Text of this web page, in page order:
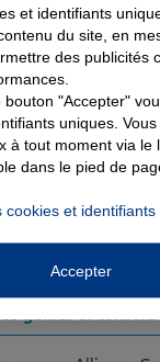
USSEL SAINT
RDV
villes de
guides et
et identifiants
du site, en
des publicités
bouton "Accepter"
uniques.
à tout moment via le
dans le pied de
cookies et identifiants
Accepter